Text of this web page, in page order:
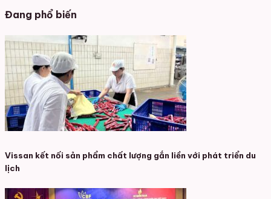
Đang phổ biến
Vissan kết nối sản phẩm chất lượng gắn liền với phát triển du
lịch